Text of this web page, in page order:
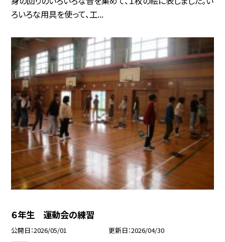
ろいろな用具を使って、工...
６年生 運動会の練習
公開日 2026/05/01 更新日 2026/04/30